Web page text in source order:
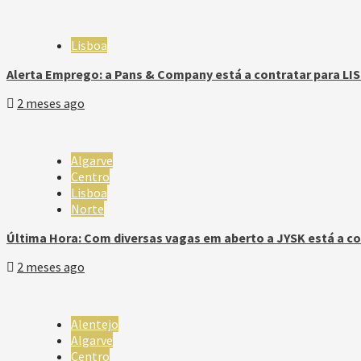
Lisboa
Alerta Emprego: a Pans & Company está a contratar para
2 meses ago
Algarve
Centro
Lisboa
Norte
Última Hora: Com diversas vagas em aberto a JYSK está a
2 meses ago
Alentejo
Algarve
Centro